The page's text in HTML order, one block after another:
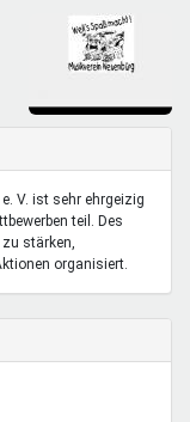
V. ist sehr ehrgeizig
teil. Des
stärken,
organisiert.